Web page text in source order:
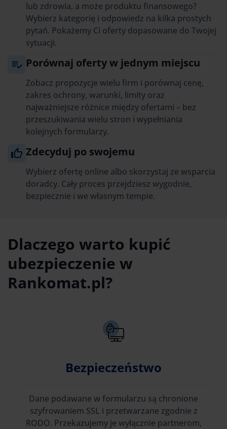
lub zdrowia, a może produktu finansowego?
Wybierz kategorię i odpowiedz na kilka prostych
pytań. Pokażemy Ci oferty dopasowane do Twojej
sytuacji.
Porównaj oferty w jednym miejscu
Zobacz propozycje wielu firm i porównaj cenę,
zakres ochrony, warunki, limity oraz
najważniejsze różnice między ofertami – bez
przeszukiwania wielu stron i wypełniania
kolejnych formularzy.
Zdecyduj po swojemu
Wybierz ofertę online albo skorzystaj ze wsparcia
doradcy. Cały proces przejdziesz wygodnie,
bezpiecznie i we własnym tempie.
Dlaczego warto kupić
ubezpieczenie w
Rankomat.pl?
Bezpieczeństwo
Dane podawane w formularzu są chronione
szyfrowaniem SSL i przetwarzane zgodnie z
RODO. Przekazujemy je wyłącznie partnerom,